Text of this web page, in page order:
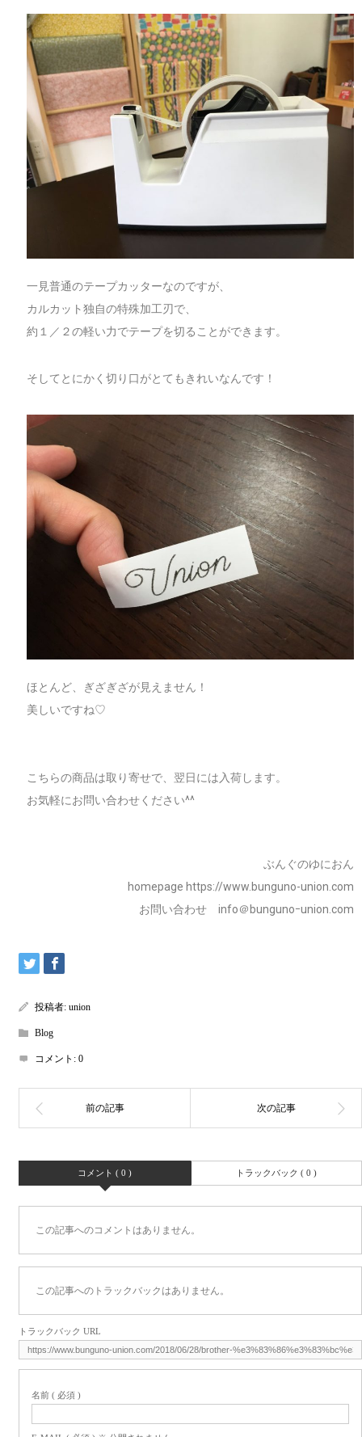
一見普通のテープカッターなのですが、
カルカット独自の特殊加工刃で、
約１／２の軽い力でテープを切ることができます。
そしてとにかく切り口がとてもきれいなんです！
ほとんど、ぎざぎざが見えません！
美しいですね♡
こちらの商品は取り寄せで、翌日には入荷します。
お気軽にお問い合わせください^^
ぶんぐのゆにおん
homepage https://www.bunguno-union.com
お問い合わせ info＠bungunoｰunion.com
投稿者:union
Blog
コメント:0
コメント ( 0 ) トラックバック ( 0 )
この記事へのコメントはありません。
この記事へのトラックバックはありません。
トラックバック URL
名前 ( 必須 )